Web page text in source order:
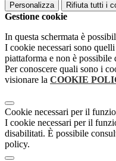
Personalizza Rifiuta tutti i
Gestione cookie
In questa schermata è
I cookie necessari sono
piattaforma e non è possibile
Per conoscere quali sono i
visionare la COOKIE
Cookie necessari per il
I cookie necessari per il
disabilitati. È possibile
policy.